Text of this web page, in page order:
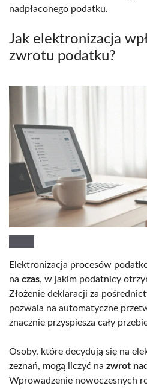
nadpłaconego podatku.
Jak elektronizacja
zwrotu podatku?
Elektronizacja procesów
na czas, w jakim podatnicy
Złożenie deklaracji za
pozwala na automatyczne
znacznie przyspiesza cały
Osoby, które decydują się na
zeznań, mogą liczyć na zwrot
Wprowadzenie nowoczesnych